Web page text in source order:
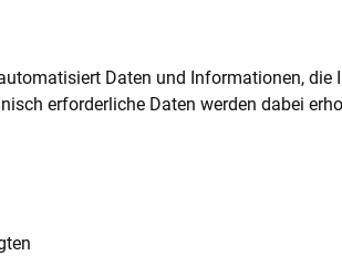
Daten und Informationen, die
erforderliche Daten werden dabei